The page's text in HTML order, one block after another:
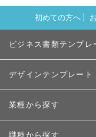
初めての方へ
ビジネス書類テンプレ
デザインテンプレート
業種から探す
職種から探す